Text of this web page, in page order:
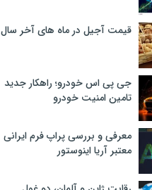
قیمت آجیل در ماه های آخر سال
جی پی اس خودرو؛ راهکار جدید
تامین امنیت خودرو
معرفی و بررسی پراپ فرم ایرانی
معتبر آریا اینوستور